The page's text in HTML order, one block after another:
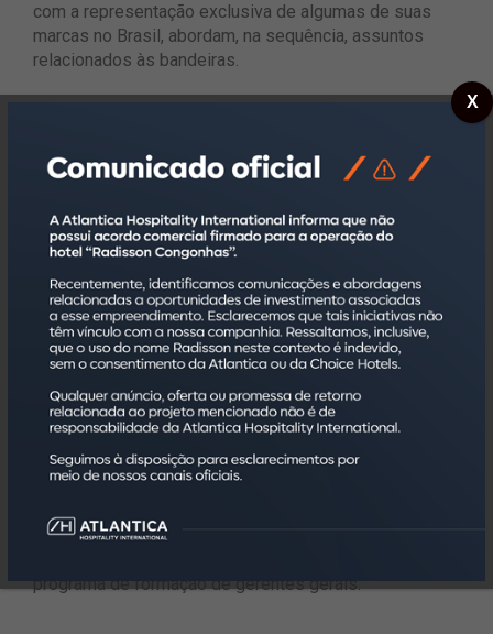
com a representação exclusiva de algumas de suas
marcas no Brasil, abordam, na sequência, assuntos
relacionados às bandeiras.
No final da tarde, Flavia Buiati, vice-presidente de
Pessoas, Financeiro e Jurídico, apresentará os
principais projetos das áreas, entre os quais
automação do backoffice com utilização de BI, atuação
ativa na área Tributária, formação de um grupo no FOHB
programa de formação de gerentes gerais.
X